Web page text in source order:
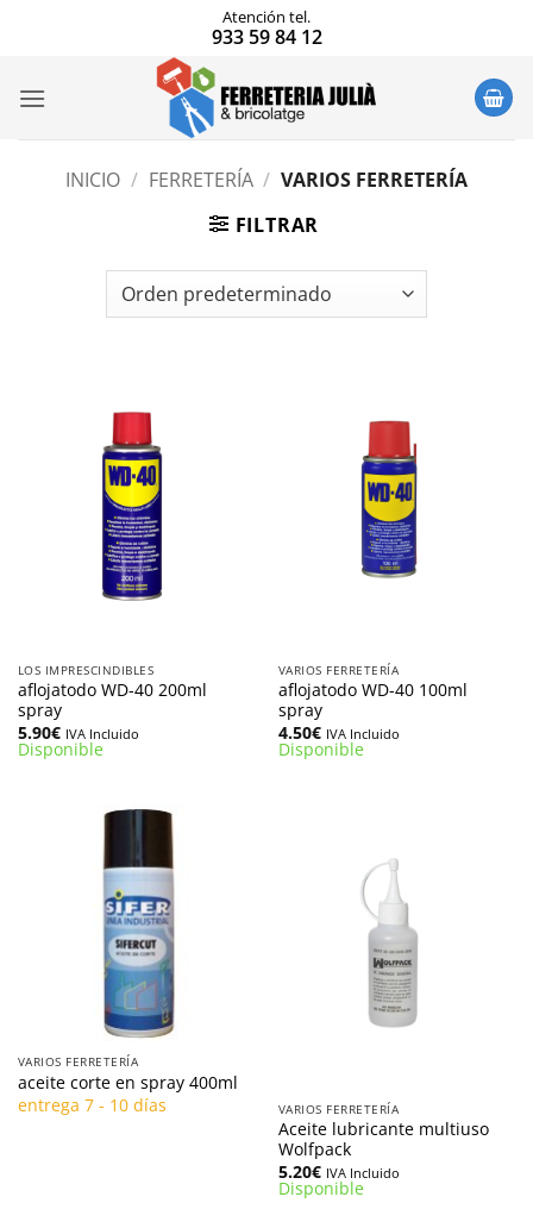
Atención tel.
933 59 84 12
INICIO / FERRETERÍA / VARIOS FERRETERÍA
FILTRAR
LOS IMPRESCINDIBLES
aflojatodo WD-40 200ml
spray
5.90€ IVA Incluido
Disponible
VARIOS FERRETERÍA
aflojatodo WD-40 100ml
spray
4.50€ IVA Incluido
Disponible
VARIOS FERRETERÍA
aceite corte en spray 400ml
entrega 7 - 10 días
VARIOS FERRETERÍA
Aceite lubricante multiuso
Wolfpack
5.20€ IVA Incluido
Disponible